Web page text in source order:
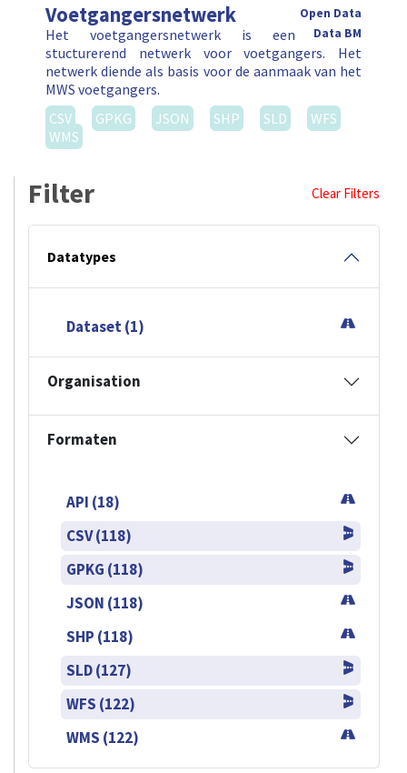
Voetgangersnetwerk
Open Data
Data BM
Het voetgangersnetwerk is een
stucturerend netwerk voor voetgangers. Het
netwerk diende als basis voor de aanmaak van het
MWS voetgangers.
CSV
GPKG JSON SHP SLD
WFS
WMS
Filter Clear Filters
Datatypes
Dataset (1)
Organisation
Formaten
API (18)
CSV (118)
GPKG (118)
JSON (118)
SHP (118)
SLD (127)
WFS (122)
WMS (122)